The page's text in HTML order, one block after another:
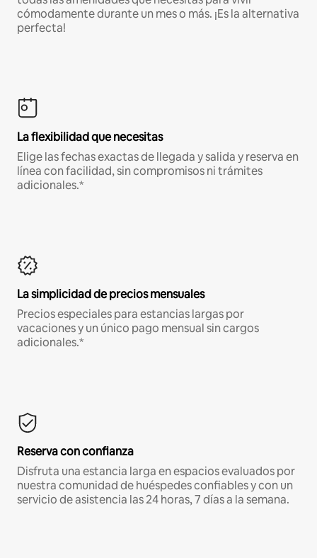
cómodamente durante un mes o más. ¡Es la alternativa
perfecta!
La flexibilidad que necesitas
Elige las fechas exactas de llegada y salida y reserva en
línea con facilidad, sin compromisos ni trámites
adicionales.*
La simplicidad de precios mensuales
Precios especiales para estancias largas por
vacaciones y un único pago mensual sin cargos
adicionales.*
Reserva con confianza
Disfruta una estancia larga en espacios evaluados por
nuestra comunidad de huéspedes confiables y con un
servicio de asistencia las 24 horas, 7 días a la semana.